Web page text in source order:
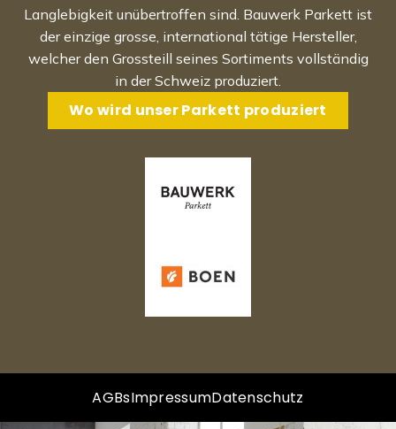
Langlebigkeit unübertroffen sind. Bauwerk Parkett ist
der einzige grosse, international tätige Hersteller,
welcher den Grossteill seines Sortiments vollständig
in der Schweiz produziert.
Wo wird unser Parkett produziert
AGBsImpressumDatenschutz